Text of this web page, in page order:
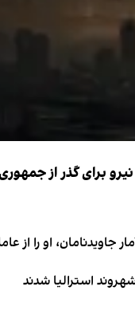
برای گذر از
جاویدنامان، او را از